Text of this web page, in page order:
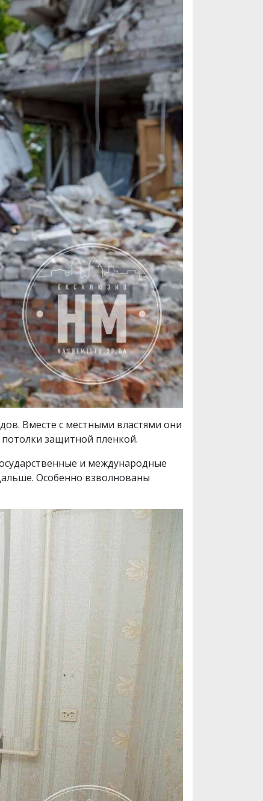
Вместе с местными властями они
защитной пленкой.
и международные
Особенно взволнованы